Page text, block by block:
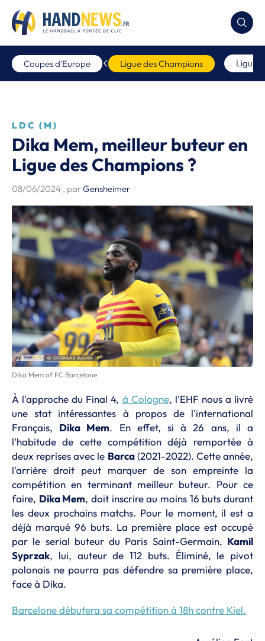
Coupes d'Europe Ligue des Champions Ligue
LDC (M)
Dika Mem, meilleur buteur en
Ligue des Champions ?
08/06/2024 , parGensheimer
Dika Mem of FC Barcelone
À l'approche du Final 4, à Cologne, l'EHF nous a livré
une stat intéressantes à propos de l'international
Français, Dika Mem. En effet, si à 26 ans, il a
l'habitude de cette compétition déjà remportée à
deux reprises avec le Barca(2021-2022). Cette année,
l'arrière droit peut marquer de son empreinte la
compétition en terminant meilleur buteur. Pour ce
faire, Dika Mem, doit inscrire au moins 16 buts durant
les deux prochains matchs. Pour le moment, il est a
déjà marqué 96 buts. La première place est occupé
par le serial buteur du Paris Saint-Germain, Kamil
Syprzak, lui, auteur de 112 buts. Éliminé, le pivot
polonais ne pourra pas défendre sa première place,
face à Dika.
Barcelone débutera sa compétition à 18h contre Kiel.